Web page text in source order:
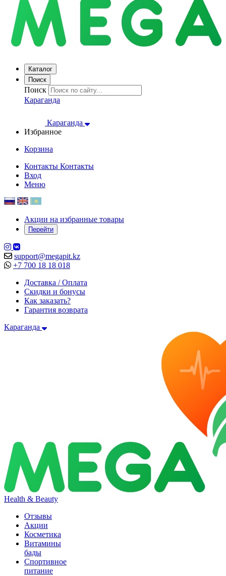
Каталог
Поиск
Поиск
Караганда
Караганда
Избранное
Корзина
Контакты Контакты
Вход
Меню
Акции на избранные товары
Перейти
support@megapit.kz
+7 700 18 18 018
Доставка / Оплата
Скидки и бонусы
Как заказать?
Гарантия возврата
Караганда
Health & Beauty
Отзывы
Акции
Косметика
Витамины
бады
Спортивное
питание